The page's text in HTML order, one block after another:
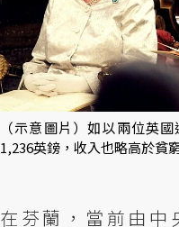
（示意圖片）如以兩位英
1,236英鎊，收入也略高於貧
在芬蘭，當前由中